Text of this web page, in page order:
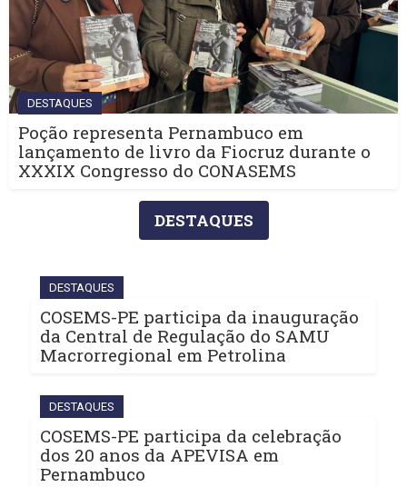
DESTAQUES
Poção representa Pernambuco em
lançamento de livro da Fiocruz durante o
XXXIX Congresso do CONASEMS
DESTAQUES
DESTAQUES
COSEMS-PE participa da inauguração
da Central de Regulação do SAMU
Macrorregional em Petrolina
DESTAQUES
COSEMS-PE participa da celebração
dos 20 anos da APEVISA em
Pernambuco